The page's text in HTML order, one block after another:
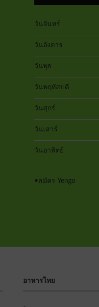
วันจันทร์
วันอังคาร
วันพุธ
วันพฤหัสบดี
วันศุกร์
วันเสาร์
วันอาทิตย์
•สมัคร Yengo
อาหารไทย